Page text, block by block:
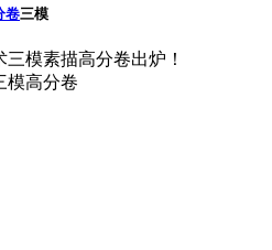
卷三模
三模素描高分卷出炉！